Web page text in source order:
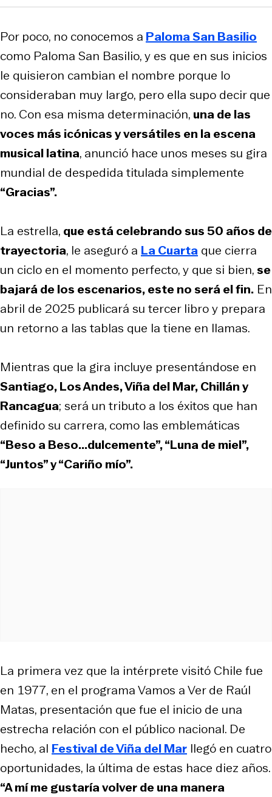
Por poco, no conocemos a Paloma San Basilio
como Paloma San Basilio, y es que en sus inicios
le quisieron cambian el nombre porque lo
consideraban muy largo, pero ella supo decir que
no. Con esa misma determinación, una de las
voces más icónicas y versátiles en la escena
musical latina, anunció hace unos meses su gira
mundial de despedida titulada simplemente
“Gracias”.
La estrella, que está celebrando sus 50 años de
trayectoria, le aseguró a La Cuarta que cierra
un ciclo en el momento perfecto, y que si bien,se
bajará de los escenarios, este no será el fin. En
abril de 2025 publicará su tercer libro y prepara
un retorno a las tablas que la tiene en llamas.
Mientras que la gira incluye presentándose en
Santiago, Los Andes, Viña del Mar, Chillán y
Rancagua; será un tributo a los éxitos que han
definido su carrera, como las emblemáticas
“Beso a Beso...dulcemente”, “Luna de miel”,
“Juntos” y “Cariño mío”.
La primera vez que la intérprete visitó Chile fue
en 1977, en el programa Vamos a Ver de Raúl
Matas, presentación que fue el inicio de una
estrecha relación con el público nacional. De
hecho, al Festival de Viña del Mar llegó en cuatro
oportunidades, la última de estas hace diez años.
“A mí me gustaría volver de una manera